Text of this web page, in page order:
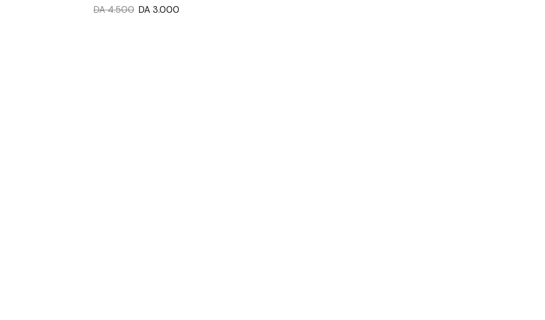
DA4.500 DA3.000